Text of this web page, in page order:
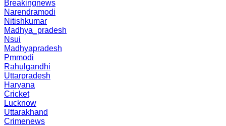
Breakingnews
Narendramodi
Nitishkumar
Madhya_pradesh
Nsui
Madhyapradesh
Pmmodi
Rahulgandhi
Uttarpradesh
Haryana
Cricket
Lucknow
Uttarakhand
Crimenews